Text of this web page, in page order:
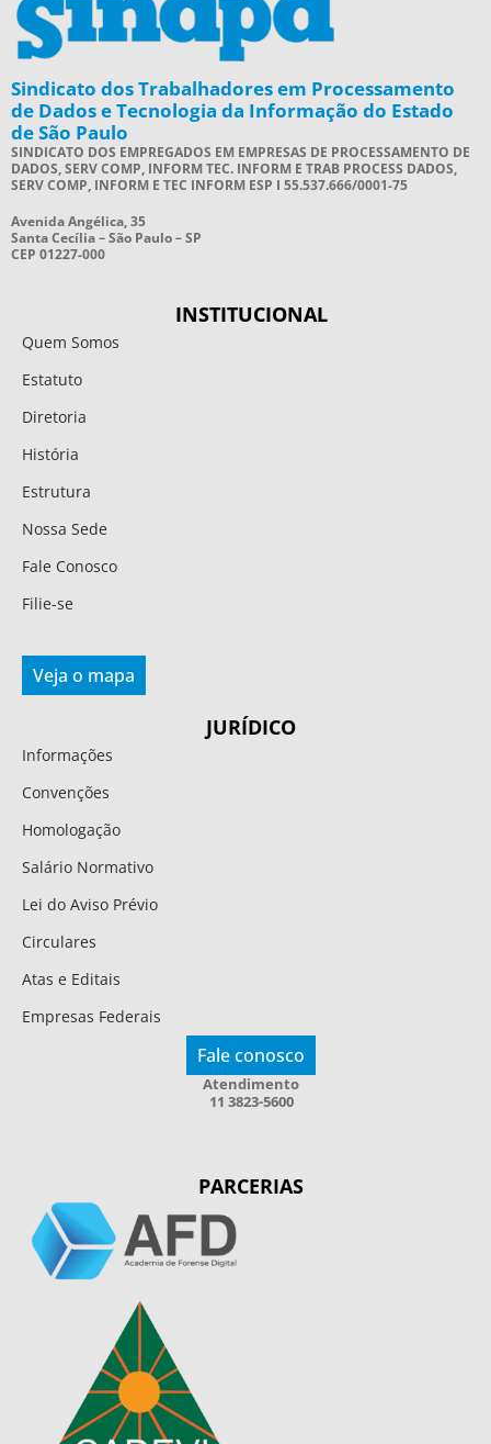
Sindicato dos Trabalhadores em Processamento
de Dados e Tecnologia da Informação do Estado
de São Paulo
SINDICATO DOS EMPREGADOS EM EMPRESAS DE PROCESSAMENTO DE
DADOS, SERV COMP, INFORM TEC. INFORM E TRAB PROCESS DADOS,
SERV COMP, INFORM E TEC INFORM ESP I 55.537.666/0001-75
Avenida Angélica, 35
Santa Cecília – São Paulo – SP
CEP 01227-000
INSTITUCIONAL
Quem Somos
Estatuto
Diretoria
História
Estrutura
Nossa Sede
Fale Conosco
Filie-se
Veja o mapa
JURÍDICO
Informações
Convenções
Homologação
Salário Normativo
Lei do Aviso Prévio
Circulares
Atas e Editais
Empresas Federais
Fale conosco
Atendimento
11 3823-5600
PARCERIAS